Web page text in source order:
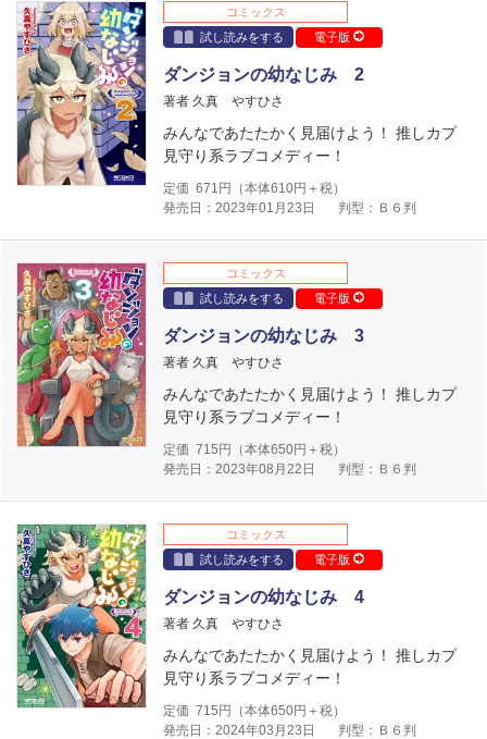
コミックス
試し読みをする
電子版
ダンジョンの幼なじみ 2
著者 久真 やすひさ
みんなであたたかく見届けよう！ 推しカプ
見守り系ラブコメディー！
定価 671 円（本体610円＋税）
発売日：2023年01月23日
判型：Ｂ６判
コミックス
試し読みをする
電子版
ダンジョンの幼なじみ 3
著者 久真 やすひさ
みんなであたたかく見届けよう！ 推しカプ
見守り系ラブコメディー！
定価 715 円（本体650円＋税）
発売日：2023年08月22日
判型：Ｂ６判
コミックス
試し読みをする
電子版
ダンジョンの幼なじみ 4
著者 久真 やすひさ
みんなであたたかく見届けよう！ 推しカプ
見守り系ラブコメディー！
定価 715 円（本体650円＋税）
発売日：2024年03月23日
判型：Ｂ６判